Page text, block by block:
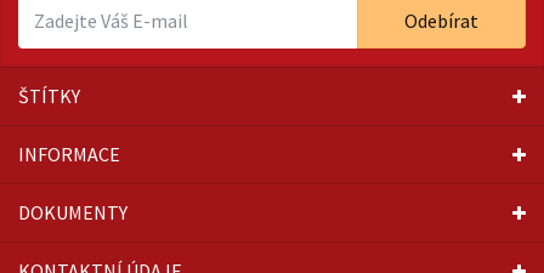
Odebírat
ŠTÍTKY
INFORMACE
DOKUMENTY